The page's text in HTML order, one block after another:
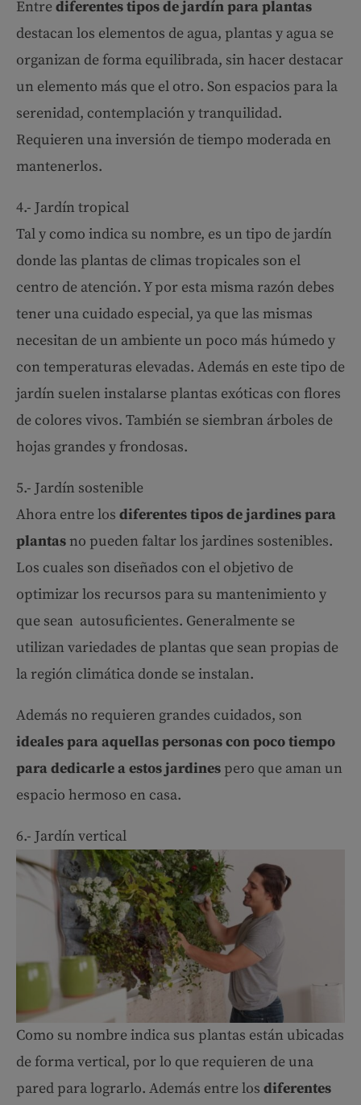
Entrediferentes tipos de jardín para plantas
destacan los elementos de agua, plantas y agua se
organizan de forma equilibrada, sin hacer destacar
un elemento más que el otro. Son espacios para la
serenidad, contemplación y tranquilidad.
Requieren una inversión de tiempo moderada en
mantenerlos.
4.- Jardín tropical
Tal y como indica su nombre, es un tipo de jardín
donde las plantas de climas tropicales son el
centro de atención. Y por esta misma razón debes
tener una cuidado especial, ya que las mismas
necesitan de un ambiente un poco más húmedo y
con temperaturas elevadas. Además en este tipo de
jardín suelen instalarse plantas exóticas con flores
de colores vivos. También se siembran árboles de
hojas grandes y frondosas.
5.- Jardín sostenible
Ahora entre los diferentes tipos de jardines para
plantasno pueden faltar los jardines sostenibles.
Los cuales son diseñados con el objetivo de
optimizar los recursos para su mantenimiento y
que sean autosuficientes. Generalmente se
utilizan variedades de plantas que sean propias de
la región climática donde se instalan.
Además no requieren grandes cuidados, son
ideales para aquellas personas con poco tiempo
para dedicarle a estos jardinespero que aman un
espacio hermoso en casa.
6.- Jardín vertical
Como su nombre indica sus plantas están ubicadas
de forma vertical, por lo que requieren de una
pared para lograrlo. Además entre los diferentes